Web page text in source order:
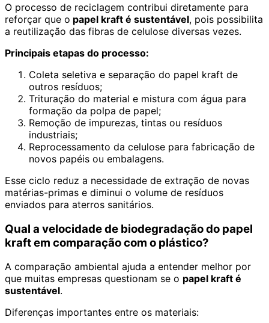
O processo de reciclagem contribui diretamente para
reforçar que o papel kraft é sustentável, pois possibilita
a reutilização das fibras de celulose diversas vezes.
Principais etapas do processo:
Coleta seletiva e separação do papel kraft de
outros resíduos;
Trituração do material e mistura com água para
formação da polpa de papel;
Remoção de impurezas, tintas ou resíduos
industriais;
Reprocessamento da celulose para fabricação de
novos papéis ou embalagens.
Esse ciclo reduz a necessidade de extração de novas
matérias-primas e diminui o volume de resíduos
enviados para aterros sanitários.
Qual a velocidade de biodegradação do papel
kraft em comparação com o plástico?
A comparação ambiental ajuda a entender melhor por
que muitas empresas questionam se o papel kraft é
sustentável.
Diferenças importantes entre os materiais: